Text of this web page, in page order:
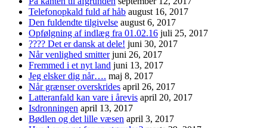
Telefonopkald fuld af håb august 16, 2017
Den fuldendte tilgivelse august 6, 2017
Opfølgning af indlæg fra 01.02.16 juli 25, 2017
???? Det er dansk at dele! juni 30, 2017
Når venlighed smitter juni 26, 2017
Fremmed i et nyt land juni 13, 2017
Jeg elsker dig når…. maj 8, 2017
Når grænser overskrides april 26, 2017
Latteranfald kan vare i årevis april 20, 2017
Isdronningen april 13, 2017
Bødlen og det lille væsen april 3, 2017